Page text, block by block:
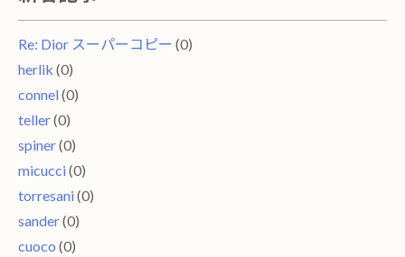
Re: Dior スーパーコピー (0)
herlik (0)
connel(0)
teller(0)
spiner(0)
micucci(0)
torresani(0)
sander(0)
cuoco (0)